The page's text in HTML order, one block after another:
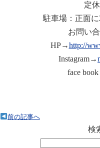
定
駐車場：正面
お問い
HP→http://
Instagram→
face
前の記事へ
検